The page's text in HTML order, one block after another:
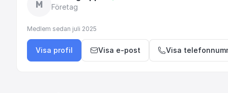
M Företag
Medlem sedan juli 2025
Visa profil Visa e-post Visa